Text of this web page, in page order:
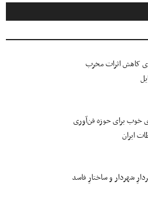
کاهش اثرات مخرب
خوب برای حوزه فن‌آوری
ایران
شهردار و ساختارِ فاسد